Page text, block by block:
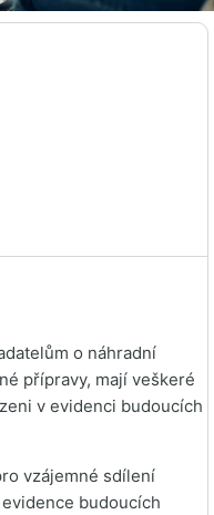
o náhradní
přípravy, mají veškeré
v evidenci budoucích
vzájemné sdílení
budoucích